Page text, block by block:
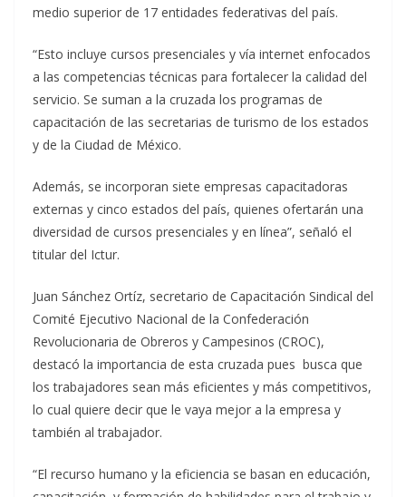
medio superior de 17 entidades federativas del país.
“Esto incluye cursos presenciales y vía internet enfocados
a las competencias técnicas para fortalecer la calidad del
servicio. Se suman a la cruzada los programas de
capacitación de las secretarias de turismo de los estados
y de la Ciudad de México.
Además, se incorporan siete empresas capacitadoras
externas y cinco estados del país, quienes ofertarán una
diversidad de cursos presenciales y en línea”, señaló el
titular del Ictur.
Juan Sánchez Ortíz, secretario de Capacitación Sindical del
Comité Ejecutivo Nacional de la Confederación
Revolucionaria de Obreros y Campesinos (CROC),
destacó la importancia de esta cruzada pues busca que
los trabajadores sean más eficientes y más competitivos,
lo cual quiere decir que le vaya mejor a la empresa y
también al trabajador.
“El recurso humano y la eficiencia se basan en educación,